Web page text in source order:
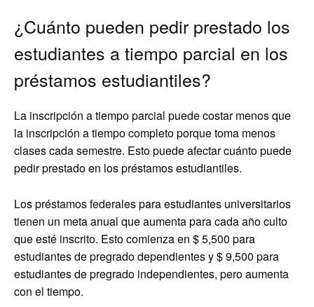
¿Cuánto pueden pedir prestado los
estudiantes a tiempo parcial en los
préstamos estudiantiles?
La inscripción a tiempo parcial puede costar menos que
la inscripción a tiempo completo porque toma menos
clases cada semestre. Esto puede afectar cuánto puede
pedir prestado en los préstamos estudiantiles.
Los préstamos federales para estudiantes universitarios
tienen un meta anual que aumenta para cada año culto
que esté inscrito. Esto comienza en $ 5,500 para
estudiantes de pregrado dependientes y $ 9,500 para
estudiantes de pregrado independientes, pero aumenta
con el tiempo.